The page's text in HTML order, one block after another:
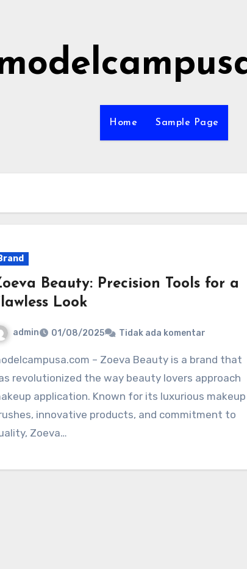
Home Sample Page
Beauty: Precision Tools for a
Look
admin 01/08/2025 Tidak ada komentar
revolutionized the way beauty lovers approach
application. Known for its luxurious makeup
innovative products, and commitment to
Zoeva…